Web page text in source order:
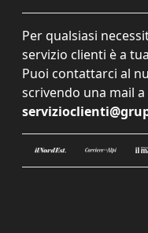
Per qualsiasi
servizio clienti è a
Puoi contattarci al
scrivendo una mail a